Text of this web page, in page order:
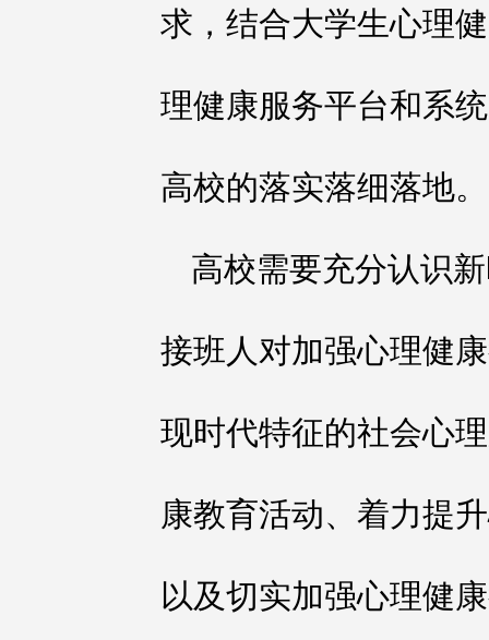
求，结合大学生心理
理健康服务平台和系
高校的落实落细落地。
高校需要充分认识
接班人对加强心理健
现时代特征的社会心
康教育活动、着力提
以及切实加强心理健